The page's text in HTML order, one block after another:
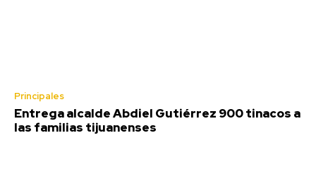
Principales
Entrega alcalde Abdiel Gutiérrez 900 tinacos a
las familias tijuanenses